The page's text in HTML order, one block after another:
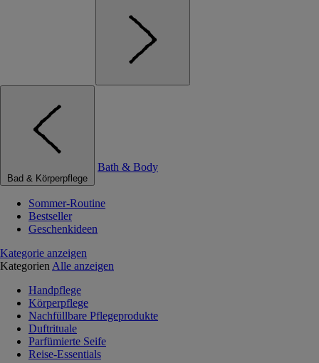
Bad & Körperpflege
Bath & Body
Sommer-Routine
Bestseller
Geschenkideen
Kategorie anzeigen
Kategorien Alle anzeigen
Handpflege
Körperpflege
Nachfüllbare Pflegeprodukte
Duftrituale
Parfümierte Seife
Reise-Essentials